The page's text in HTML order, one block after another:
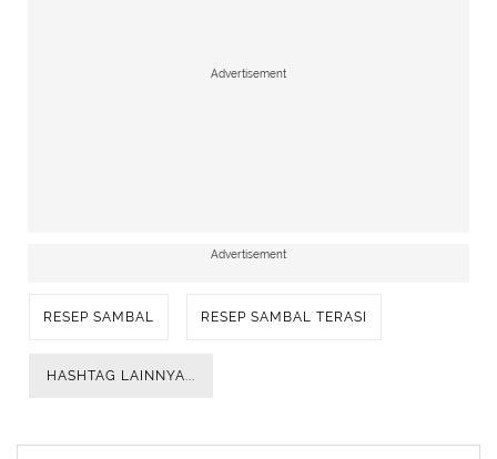
Advertisement
Advertisement
RESEP SAMBAL RESEP SAMBAL TERASI
HASHTAG LAINNYA...